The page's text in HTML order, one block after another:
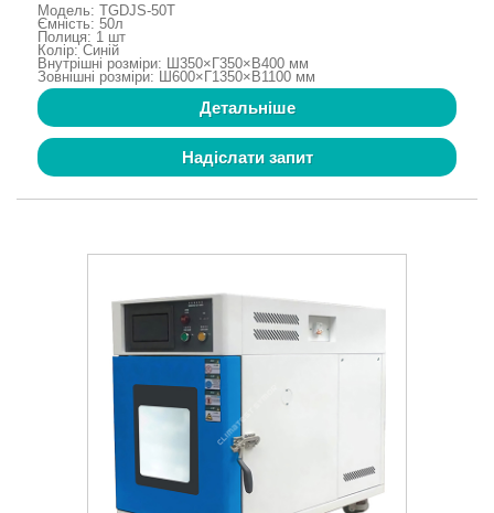
Модель: TGDJS-50T
Ємність: 50л
Полиця: 1 шт
Колір: Синій
Внутрішні розміри: Ш350×Г350×В400 мм
Зовнішні розміри: Ш600×Г1350×В1100 мм
Детальніше
Надіслати запит